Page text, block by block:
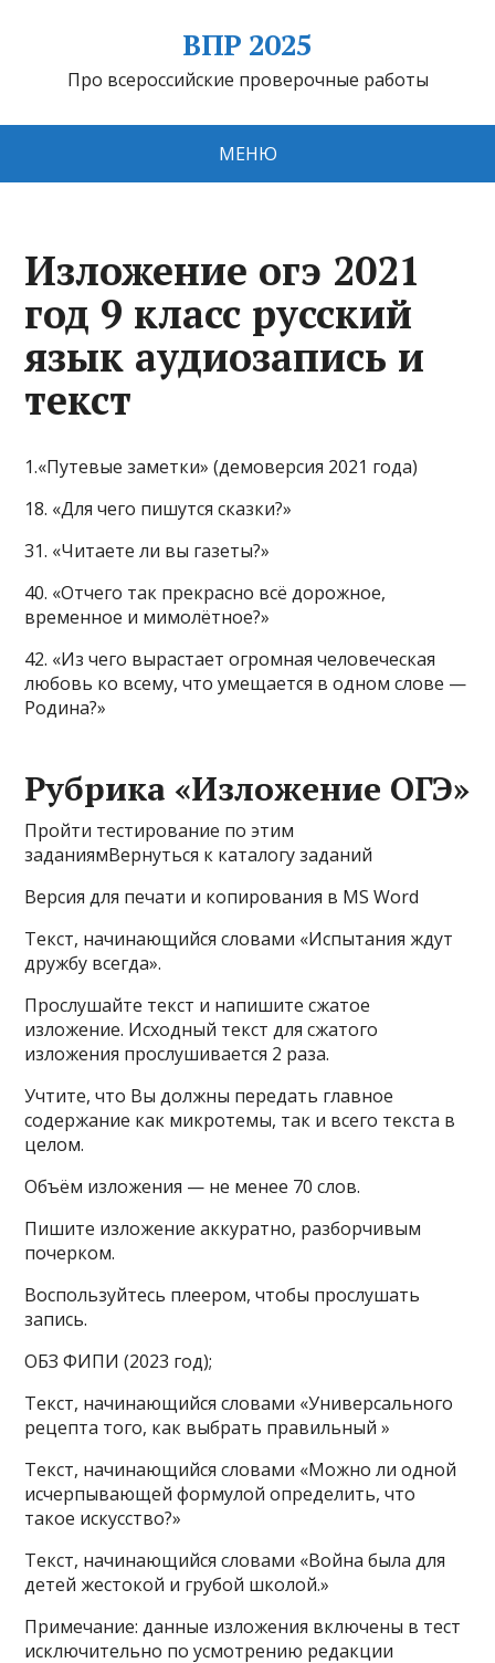
ВПР 2025
Про всероссийские проверочные работы
МЕНЮ
Изложение огэ 2021
год 9 класс русский
язык аудиозапись и
текст
1.«Путевые заметки» (демоверсия 2021 года)
18. «Для чего пишутся сказки?»
31. «Читаете ли вы газеты?»
40. «Отчего так прекрасно всё дорожное,
временное и мимолётное?»
42. «Из чего вырастает огромная человеческая
любовь ко всему, что умещается в одном слове —
Родина?»
Рубрика «Изложение ОГЭ»
Пройти тестирование по этим
заданиямВернуться к каталогу заданий
Версия для печати и копирования в MS Word
Текст, начинающийся словами «Испытания ждут
дружбу всегда».
Прослушайте текст и напишите сжатое
изложение. Исходный текст для сжатого
изложения прослушивается 2 раза.
Учтите, что Вы должны передать главное
содержание как микротемы, так и всего текста в
целом.
Объём изложения — не менее 70 слов.
Пишите изложение аккуратно, разборчивым
почерком.
Воспользуйтесь плеером, чтобы прослушать
запись.
ОБЗ ФИПИ (2023 год);
Текст, начинающийся словами «Универсального
рецепта того, как выбрать правильный »
Текст, начинающийся словами «Можно ли одной
исчерпывающей формулой определить, что
такое искусство?»
Текст, начинающийся словами «Война была для
детей жестокой и грубой школой.»
Примечание: данные изложения включены в тест
исключительно по усмотрению редакции